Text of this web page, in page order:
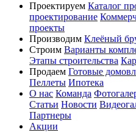
Проектируем Каталог
проектирование
проекты
Производим Клеёный
Строим Варианты
Этапы строительства
Продаем Готовые
Пеллеты Ипотека
О нас Команда
Статьи Новости
Партнеры
Акции